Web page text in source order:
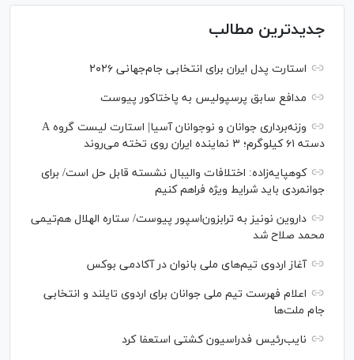
جدیدترین مطالب
استارت پدل ایران برای انتخابی جام‌جهانی ۲۰۲۶
مدافع سابق پرسپولیس به پاختاکور پیوست
وزنه‌برداری جوانان و نوجوانان آسیا| استارت لیست گروه A
دسته ۶۱ کیلوگرم؛ ۳ نماینده ایران روی تخته می‌روند
کوهپایه‌زاده: اختلافات والیبال نشسته قابل حل است/ برای
جوانمردی باید شرایط ویژه فراهم کنیم
داروین نونیز به ترابزون‌اسپور پیوست/ ستاره الهلال هم‌تیمی
محمد صلاح شد
آغاز اردوی تیم‌های ملی بانوان در آکادمی بوکس
اعلام فهرست تیم ملی جوانان برای اردوی تایلند و انتخابی
جام ملت‌ها
نایب‌رئیس فدراسیون کشتی استعفا کرد